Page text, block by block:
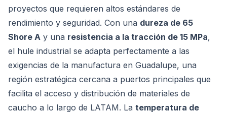
proyectos que requieren altos estándares de
rendimiento y seguridad. Con una dureza de 65
Shore A y una resistencia a la tracción de 15 MPa,
el hule industrial se adapta perfectamente a las
exigencias de la manufactura en Guadalupe, una
región estratégica cercana a puertos principales que
facilita el acceso y distribución de materiales de
caucho a lo largo de LATAM. La temperatura de